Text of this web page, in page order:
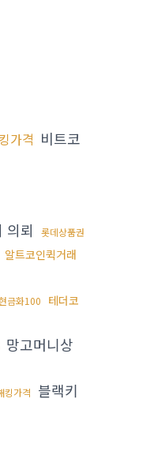
가격 비트코
의뢰
롯데상품권
알트코인퀵거래
금화100
테더코
망고머니상
킹가격
블랙키